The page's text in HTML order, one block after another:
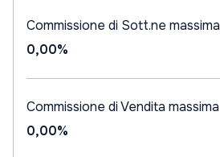
Commissione di Sott.ne massima
0,00%
Commissione di Vendita massima
0,00%